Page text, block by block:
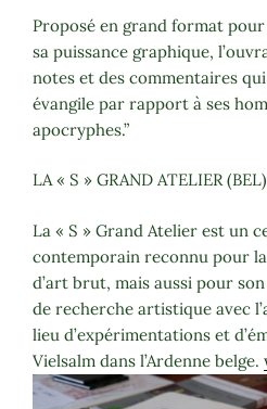
Proposé en grand format
sa puissance graphique,
notes et des commentaires
évangile par rapport à ses
apocryphes.”
LA « S » GRAND ATELIER (BEL)
La « S » Grand Atelier est un
contemporain reconnu pour
d’art brut, mais aussi pour
de recherche artistique avec
lieu d’expérimentations et
Vielsalm dans l’Ardenne belge.